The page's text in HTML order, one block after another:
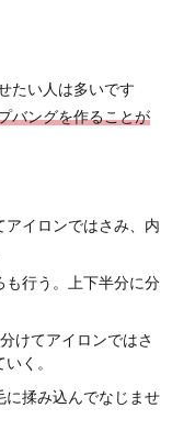
たい人は多いです
バングを作ることが
イロンではさみ、内
も行う。上下半分に分
けてアイロンではさ
く。
に揉み込んでなじませ